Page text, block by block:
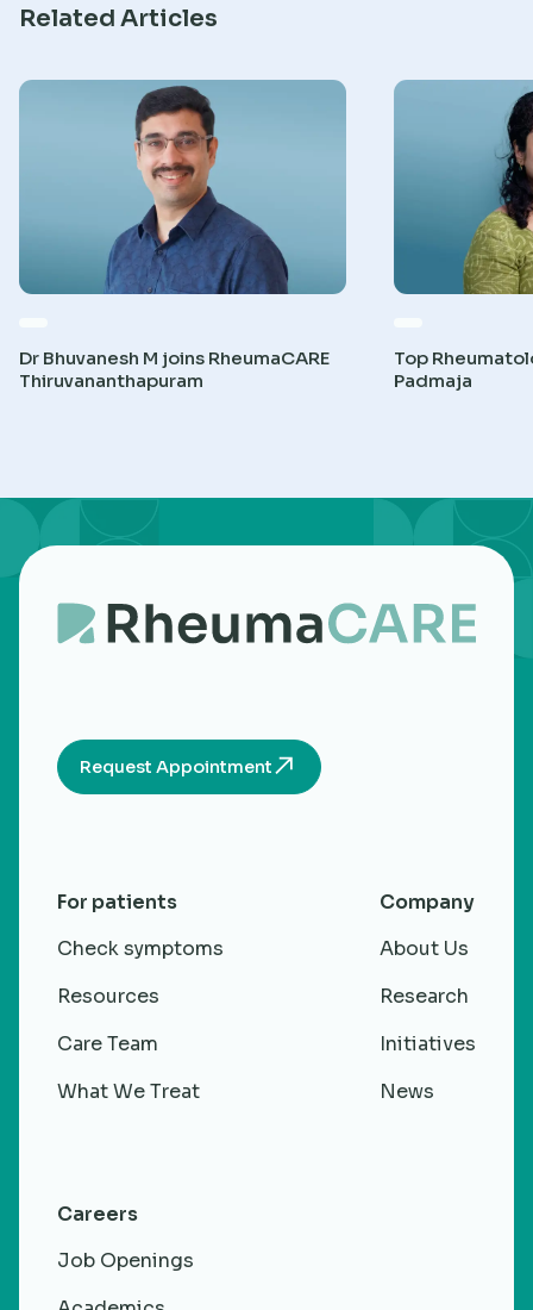
Related Articles
Dr Bhuvanesh M joins RheumaCARE
Thiruvananthapuram
Top
Padmaja
Request Appointment
For patients
Check symptoms
Resources
Care Team
What We Treat
Company
About Us
Research
Initiatives
News
Careers
Job Openings